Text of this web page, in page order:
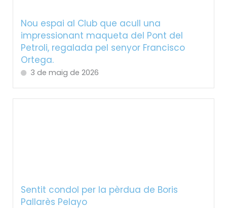
Nou espai al Club que acull una
impressionant maqueta del Pont del
Petroli, regalada pel senyor Francisco
Ortega.
3 de maig de 2026
Sentit condol per la pèrdua de Boris
Pallarès Pelayo